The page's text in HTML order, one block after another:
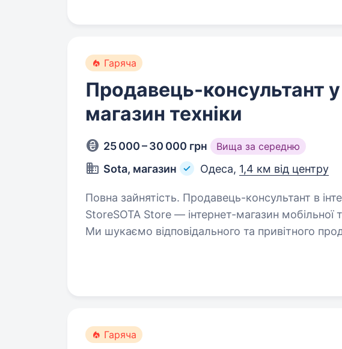
Гаряча
Продавець-консультант у
магазин техніки
25 000 – 30 000 грн Вища за середню
Sota, магазин Одеса, 1,4 км від центру
Повна зайнятість. Продавець-консультант в інтернет-магазин техніки SOTA
StoreSOTA Store — інтернет-магазин мобільної
Ми шукаємо відповідального та привітного
Гаряча